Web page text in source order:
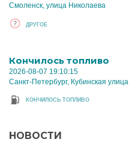
Смоленск, улица Николаева
ДРУГОЕ
Кончилось топливо
2026-08-07 19:10:15
Санкт-Петербург, Кубинская улица
КОНЧИЛОСЬ ТОПЛИВО
НОВОСТИ